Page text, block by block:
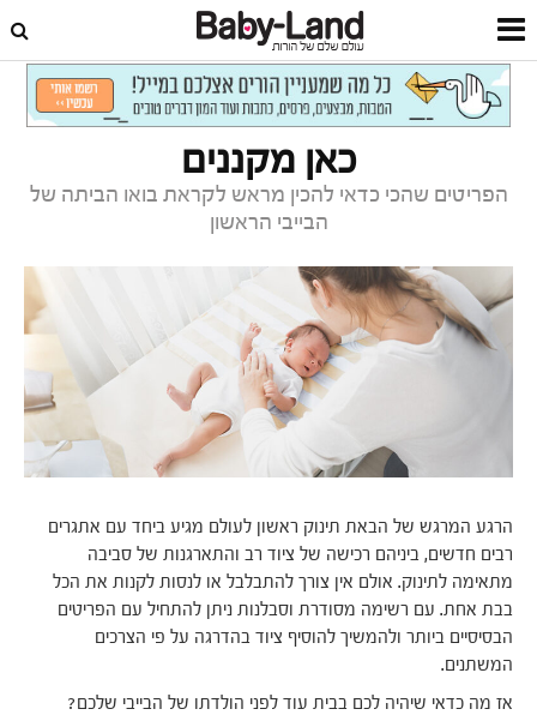
מדריכי קנייה
כאן מקננים
הפריטים שהכי כדאי להכין מראש לקראת בואו הביתה של
הבייבי הראשון
הרגע המרגש של הבאת תינוק ראשון לעולם מגיע ביחד עם אתגרים
רבים חדשים, ביניהם רכישה של ציוד רב והתארגנות של סביבה
מתאימה לתינוק. אולם אין צורך להתבלבל או לנסות לקנות את הכל
בבת אחת. עם רשימה מסודרת וסבלנות ניתן להתחיל עם הפריטים
הבסיסיים ביותר ולהמשיך להוסיף ציוד בהדרגה על פי הצרכים
המשתנים.
אז מה כדאי שיהיה לכם בבית עוד לפני הולדתו של הבייבי שלכם?